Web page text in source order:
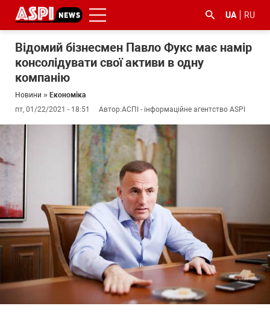
UA RU
Відомий бізнесмен Павло Фукс має намір
консолідувати свої активи в одну
компанію
Новини » Економіка
пт, 01/22/2021 - 18:51
Автор:АСПІ - інформаційне агентство ASPI
#ООС
#боротьба
корупцією
#ДФС #Київ